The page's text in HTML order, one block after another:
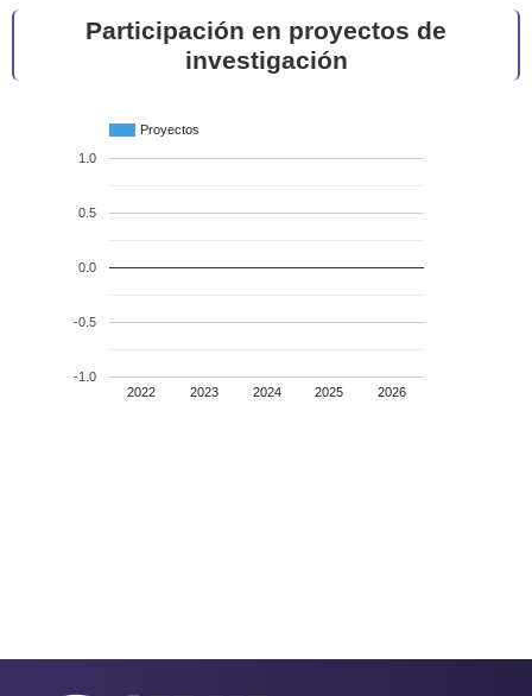
Participación en proyectos de
investigación
Proyectos
2022 2023 2024 2025 2026
-1.0
-0.5
0.0
0.5
1.0